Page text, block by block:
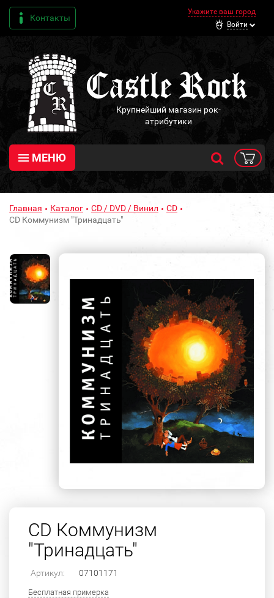
Контакты
Укажите ваш город
Войти
Крупнейший магазин рок-
атрибутики
МЕНЮ
Главная Каталог CD / DVD / Винил
CD
CD Коммунизм "Тринадцать"
CD Коммунизм
"Тринадцать"
Артикул: 07101171
Бесплатная примерка